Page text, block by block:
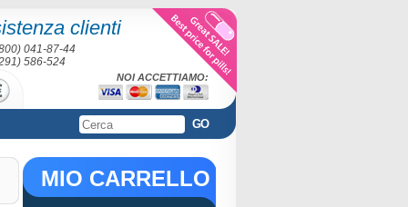
clienti
041-87-44
586-524
NOI ACCETTIAMO:
GO
MIO CARRELLO